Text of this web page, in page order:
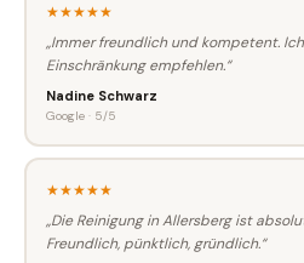
★★★★★
„Immer freundlich und kompetent.
Einschränkung empfehlen.“
Nadine Schwarz
Google · 5/5
★★★★★
„Die Reinigung in Allersberg ist
Freundlich, pünktlich, gründlich.“